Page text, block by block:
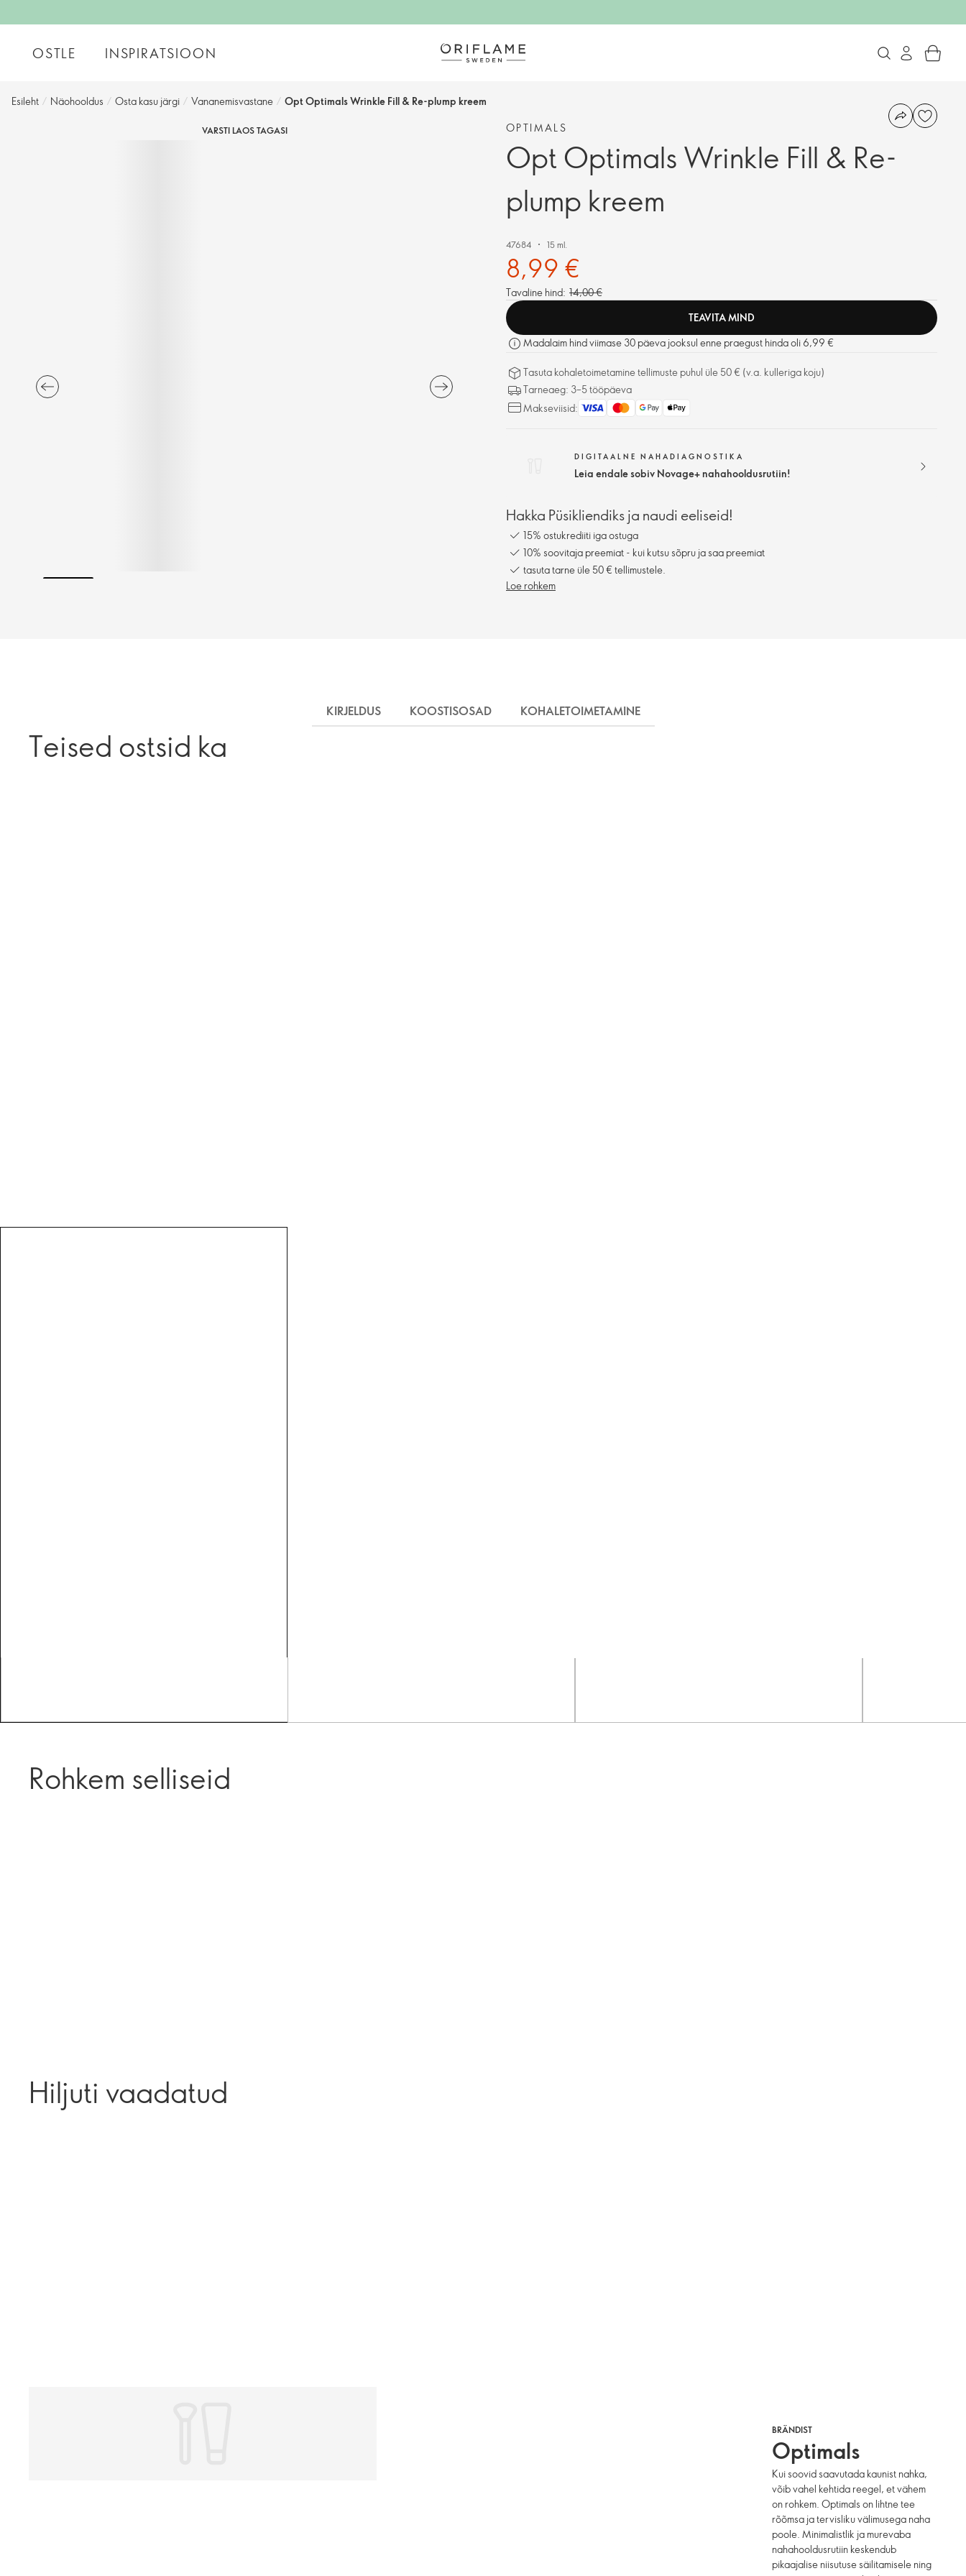
OSTLE INSPIRATSIOON
Esileht / Näohooldus / Osta kasu järgi / Vananemisvastane / Opt Optimals Wrinkle Fill & Re-plump kreem
VARSTI LAOS TAGASI OPTIMALS
Opt Optimals Wrinkle Fill & Re-
plump kreem
47684 15 ml.
8,99 €
Tavaline hind: 14,00 €
TEAVITA MIND
Madalaim hind viimase 30 päeva jooksul enne praegust hinda oli 6,99 €
Tasuta kohaletoimetamine tellimuste puhul üle 50 € (v.a. kulleriga koju)
Tarneaeg: 3–5 tööpäeva
Makseviisid:
DIGITAALNE NAHADIAGNOSTIKA
Leia endale sobiv Novage+ nahahooldusrutiin!
Hakka Püsikliendiks ja naudi eeliseid!
15% ostukrediiti iga ostuga
10% soovitaja preemiat - kui kutsu sõpru ja saa preemiat
tasuta tarne üle 50 € tellimustele.
Loe rohkem
KIRJELDUS KOOSTISOSAD KOHALETOIMETAMINE
Teised ostsid ka
Rohkem selliseid
Hiljuti vaadatud
BRÄNDIST
Optimals
Kui soovid saavutada kaunist nahka,
võib vahel kehtida reegel, et vähem
on rohkem. Optimals on lihtne tee
rõõmsa ja tervisliku välimusega naha
poole. Minimalistlik ja murevaba
nahahooldusrutiin keskendub
pikaajalise niisutuse säilitamisele ning